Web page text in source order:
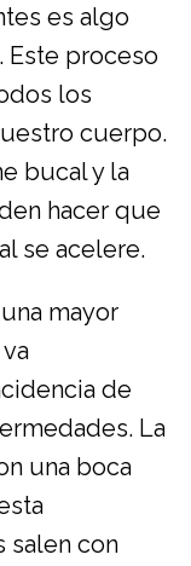
es algo
Este proceso
los
cuerpo.
bucal y la
hacer que
se acelere.
mayor
de
La
una boca
salen con